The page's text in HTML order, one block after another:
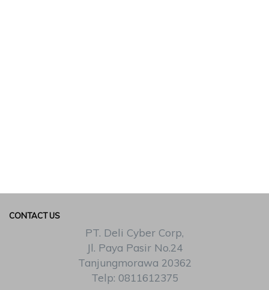
CONTACT US
PT. Deli Cyber Corp,
Jl. Paya Pasir No.24
Tanjungmorawa 20362
Telp: 0811612375